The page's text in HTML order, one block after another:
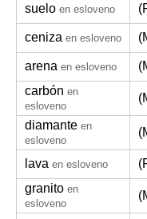
suelo en esloveno
ceniza en esloveno
arena en esloveno
carbón en
esloveno
diamante en
esloveno
lava en esloveno
granito en
esloveno